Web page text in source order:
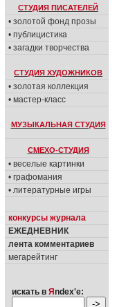
СТУДИЯ ПИСАТЕЛЕЙ
• золотой фонд прозы
• публицистика
• загадки творчества
СТУДИЯ ХУДОЖНИКОВ
• золотая коллекция
• мастер-класс
МУЗЫКАЛЬНАЯ СТУДИЯ
СМЕХО-СТУДИЯ
• веселые картинки
• графомания
• литературные игры
конкурсы журнала
ЕЖЕДНЕВНИК
лента комментариев
мегарейтинг
искать в Я ndex'е: